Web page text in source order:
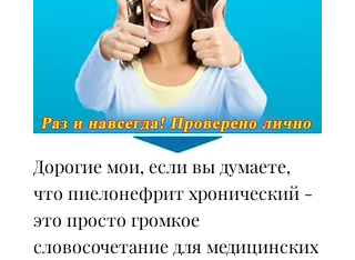
Дорогие мои, если вы думаете,
что пиелонефрит хронический -
это просто громкое
словосочетание для медицинских